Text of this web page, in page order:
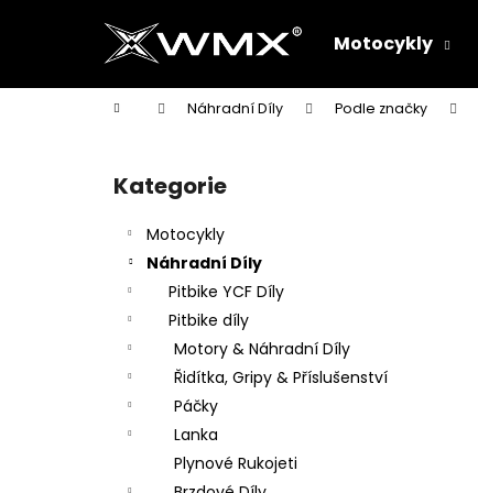
Motocykly
Domů Náhradní Díly Podle značky
Přeskočit
kategorie
Kategorie
Motocykly
Náhradní Díly
Pitbike YCF Díly
Pitbike díly
Motory & Náhradní Díly
Řidítka, Gripy & Příslušenství
Páčky
Lanka
Plynové Rukojeti
í
Zpět
do
Zpět
do